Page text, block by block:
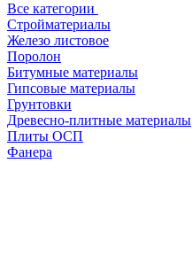
Все категории
Стройматериалы
Железо листовое
Поролон
Битумные материалы
Гипсовые материалы
Грунтовки
Древесно-плитные материалы
Плиты ОСП
Фанера